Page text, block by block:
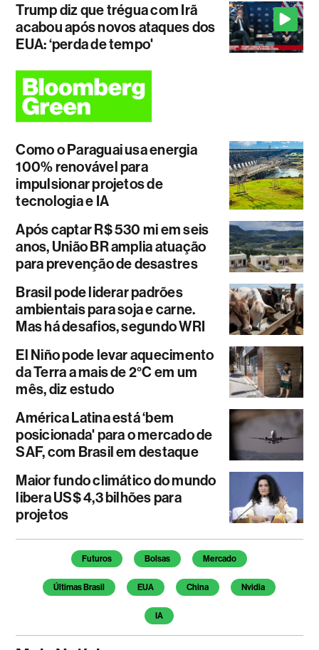
Trump diz que trégua com Irã
acabou após novos ataques dos
EUA: ‘perda de tempo'
Como o Paraguai usa energia
100% renovável para
impulsionar projetos de
tecnologia e IA
Após captar R$ 530 mi em seis
anos, União BR amplia atuação
para prevenção de desastres
Brasil pode liderar padrões
ambientais para soja e carne.
Mas há desafios, segundo WRI
El Niño pode levar aquecimento
da Terra a mais de 2°C em um
mês, diz estudo
América Latina está ‘bem
posicionada' para o mercado de
SAF, com Brasil em destaque
Maior fundo climático do mundo
libera US$ 4,3 bilhões para
projetos
Temas deste artigo
Futuros Bolsas Mercado
Últimas Brasil EUA China Nvidia
IA